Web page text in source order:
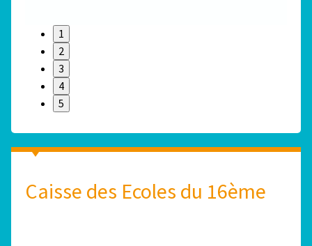
1
2
3
4
5
Caisse des Ecoles du 16ème